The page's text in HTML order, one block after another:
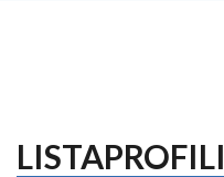
LISTAPROFILI